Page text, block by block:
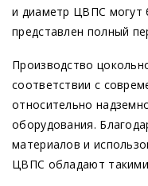
и диаметр ЦВПС могут
представлен полный
Производство
соответствии с
относительно
оборудования.
материалов и
ЦВПС обладают